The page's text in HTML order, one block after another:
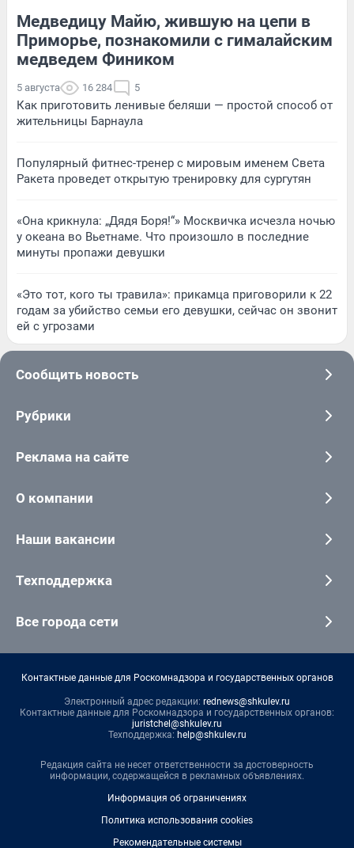
Медведицу Майю, жившую на цепи в
Приморье, познакомили с гималайским
медведем Фиником
5 августа 16 284 5
Как приготовить ленивые беляши — простой способ от
жительницы Барнаула
Популярный фитнес-тренер с мировым именем Света
Ракета проведет открытую тренировку для сургутян
«Она крикнула: „Дядя Боря!“» Москвичка исчезла ночью
у океана во Вьетнаме. Что произошло в последние
минуты пропажи девушки
«Это тот, кого ты травила»: прикамца приговорили к 22
годам за убийство семьи его девушки, сейчас он звонит
ей с угрозами
Сообщить новость
Рубрики
Реклама на сайте
О компании
Наши вакансии
Техподдержка
Все города сети
Контактные данные для Роскомнадзора и государственных органов
Электронный адрес редакции: rednews@shkulev.ru
Контактные данные для Роскомнадзора и государственных органов:
juristchel@shkulev.ru
Техподдержка: help@shkulev.ru
Редакция сайта не несет ответственности за достоверность
информации, содержащейся в рекламных объявлениях.
Информация об ограничениях
Политика использования cookies
Рекомендательные системы